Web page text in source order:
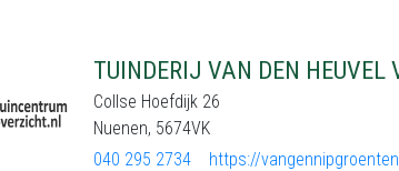
TUINDERIJ VAN DEN HEUVEL
Collse Hoefdijk 26
Nuenen, 5674VK
040 295 2734
https://